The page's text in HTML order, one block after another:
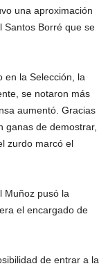
una aproximación
Santos Borré que se
en la Selección, la
se notaron más
aumentó. Gracias
ganas de demostrar,
zurdo marcó el
Muñoz pusó la
el encargado de
de entrar a la